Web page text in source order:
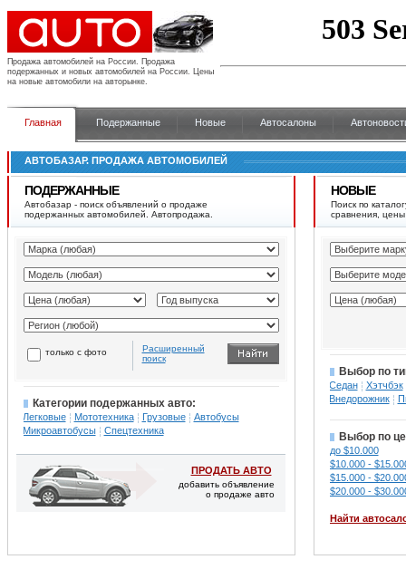
Продажа автомобилей на России. Продажа
подержанных и новых автомобилей на России. Цены
на новые автомобили на авторынке.
Главная Подержанные Новые Автосалоны
АВТОБАЗАР. ПРОДАЖА АВТОМОБИЛЕЙ
ПОДЕРЖАННЫЕ
Автобазар - поиск объявлений о продаже
подержанных автомобилей. Автопродажа.
только с фото
Расширенный
поиск
Категории подержанных авто:
Легковые Мототехника Грузовые
Автобусы
Микроавтобусы
Спецтехника
ПРОДАТЬ АВТО
добавить объявление
о продаже авто
НОВЫЕ
Поиск по
сравнения,
Выбор по
Седан
Хэтчбэк
Внедорожник
Выбор по
до $10.000
$10.000 -
$15.000 -
$20.000 -
Найти